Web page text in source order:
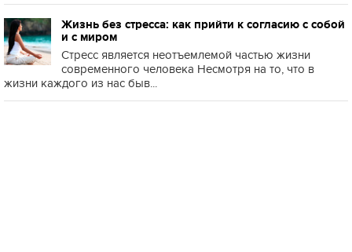
Жизнь без стресса: как прийти к согласию с собой
и с миром
Стресс является неотъемлемой частью жизни
современного человека Несмотря на то, что в
жизни каждого из нас быв...